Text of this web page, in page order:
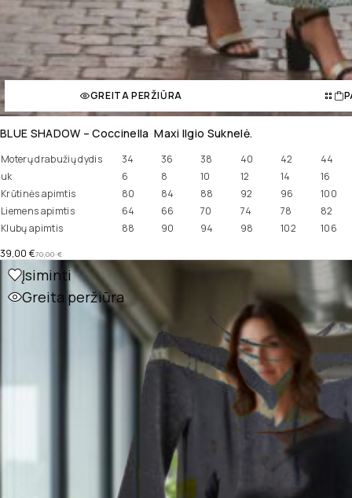
GREITA PERŽIŪRA
BLUE SHADOW – Coccinella Maxi Ilgio Suknelė.
Moterų drabužių dydis 34 36 38 40 42
44
uk
6 8 10 12 14
16
Krūtinės apimtis
80 84 88 92 96
100
Liemens apimtis
64 66 70 74 78
82
Klubų apimtis
88 90 94 98 102 106
70,00€
39,00 €
Įsiminti
Greita peržiūra